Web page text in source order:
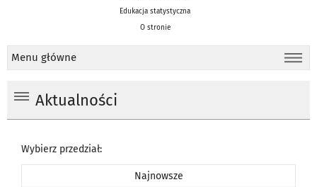
Edukacja statystyczna
O stronie
Menu główne
Aktualności
Wybierz przedział:
Najnowsze